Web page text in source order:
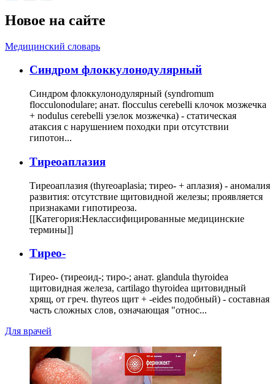
Новое на сайте
Медицинский словарь
Cиндром флоккулонодулярный
Синдром флоккулонодулярный (syndromum
flocculonodulare; анат. flocculus cerebelli клочок мозжечка
+ nodulus cerebelli узелок мозжечка) - статическая
атаксия с нарушением походки при отсутствии
гипотон...
Тиреоаплазия
Тиреоаплазия (thyreoaplasia; тирео- + аплазия) - аномалия
развития: отсутствие щитовидной железы; проявляется
признаками гипотиреоза.
[[Категория:Неклассифицированные медицинские
термины]]
Тирео-
Тирео- (тиреоид-; тиро-; анат. glandula thyroidea
щитовидная железа, cartilago thyroidea щитовидный
хрящ, от греч. thyreos щит + -eides подобный) - составная
часть сложных слов, означающая "относ...
Для врачей